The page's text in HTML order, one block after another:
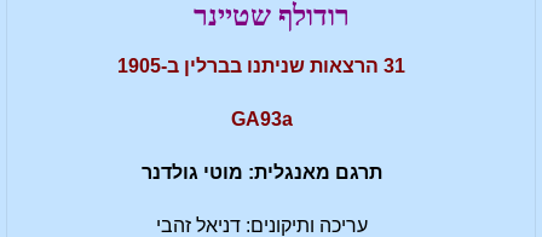
רודולף שטיינר
31 הרצאות שניתנו בברלין ב-1905
GA93a
תרגם מאנגלית: מוטי גולדנר
עריכה ותיקונים: דניאל זהבי